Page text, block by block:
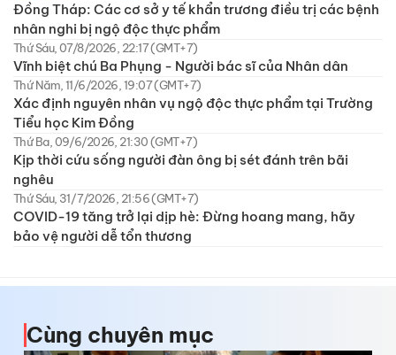
Đồng Tháp: Các cơ sở y tế khẩn trương điều trị các bệnh
nhân nghi bị ngộ độc thực phẩm
Thứ Sáu, 07/8/2026, 22:17 (GMT+7)
Vĩnh biệt chú Ba Phụng - Người bác sĩ của Nhân dân
Thứ Năm, 11/6/2026, 19:07 (GMT+7)
Xác định nguyên nhân vụ ngộ độc thực phẩm tại Trường
Tiểu học Kim Đồng
Thứ Ba, 09/6/2026, 21:30 (GMT+7)
Kịp thời cứu sống người đàn ông bị sét đánh trên bãi
nghêu
Thứ Sáu, 31/7/2026, 21:56 (GMT+7)
COVID-19 tăng trở lại dịp hè: Đừng hoang mang, hãy
bảo vệ người dễ tổn thương
Cùng chuyên mục